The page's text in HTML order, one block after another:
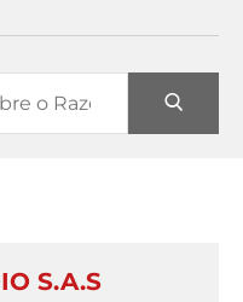
S.A.S